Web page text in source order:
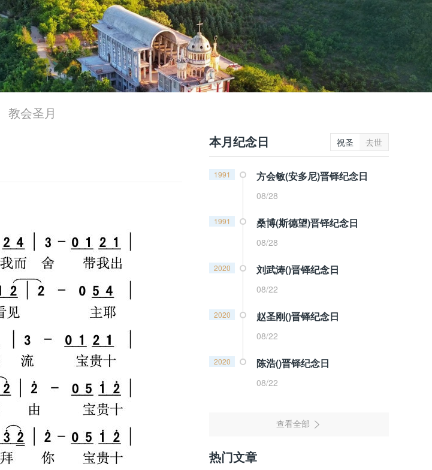
教会圣月
本月纪念日 祝圣 去世
1991 方会敏(安多尼)晋铎纪念日
08/28
1991 桑博(斯德望)晋铎纪念日
08/28
2020 刘武涛()晋铎纪念日
08/22
2020 赵圣刚()晋铎纪念日
08/22
2020 陈浩()晋铎纪念日
08/22
热门文章